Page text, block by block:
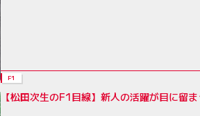
F1
【松田次生のF1目線】新人の活躍が目に留